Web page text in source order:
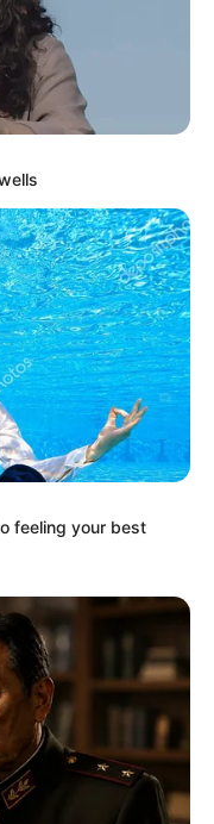
feeling your best